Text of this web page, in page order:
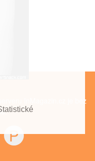
InMagazin.cz je bez
P